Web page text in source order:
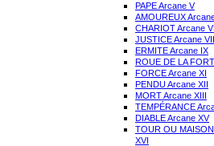
PAPE Arcane V
AMOUREUX
CHARIOT Arcane
JUSTICE Arcane
ERMITE Arcane IX
ROUE DE LA
FORCE Arcane XI
PENDU Arcane XII
MORT Arcane XIII
TEMPÉRANCE
DIABLE Arcane XV
TOUR OU
XVI